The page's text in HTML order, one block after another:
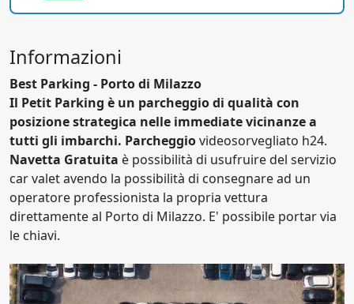
Informazioni
Best Parking - Porto di Milazzo
Il Petit Parking è un parcheggio di qualità con
posizione strategica nelle immediate vicinanze a
tutti gli imbarchi. Parcheggiovideosorvegliato h24.
Navetta Gratuita è possibilità di usufruire del servizio
car valet avendo la possibilità di consegnare ad un
operatore professionista la propria vettura
direttamente al Porto di Milazzo. E' possibile portar via
le chiavi.